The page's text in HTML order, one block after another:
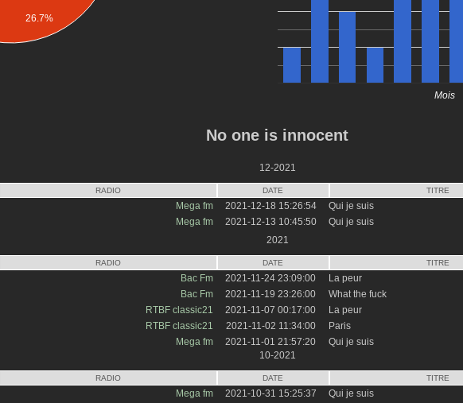
26.7%
Mois
No one is innocent
12-2021
RADIO DATE TITRE
Mega fm 2021-12-18 15:26:54
Qui je suis
Mega fm
2021-12-13 10:45:50 Qui je suis
2021
RADIO DATE TITRE
Bac Fm 2021-11-24 23:09:00
La peur
Bac Fm
2021-11-19 23:26:00
What the fuck
RTBF classic21
2021-11-07 00:17:00
La peur
RTBF classic21
2021-11-02 11:34:00
Paris
Mega fm
2021-11-01 21:57:20
Qui je suis
10-2021
RADIO DATE TITRE
Mega fm 2021-10-31 15:25:37
Qui je suis